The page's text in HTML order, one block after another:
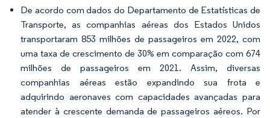
De acordo com dados do Departamento de Estatísticas de
Transporte, as companhias aéreas dos Estados Unidos
transportaram 853 milhões de passageiros em 2022, com
uma taxa de crescimento de 30% em comparação com 674
milhões de passageiros em 2021. Assim, diversas
companhias aéreas estão expandindo sua frota e
adquirindo aeronaves com capacidades avançadas para
atender à crescente demanda de passageiros aéreos. Por